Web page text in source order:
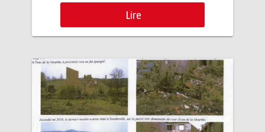
Lire